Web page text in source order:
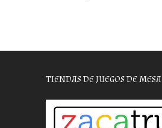
TIENDAS DE JUEGOS DE MESA